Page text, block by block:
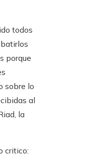
todos
porque
sobre lo
al
la
critico: